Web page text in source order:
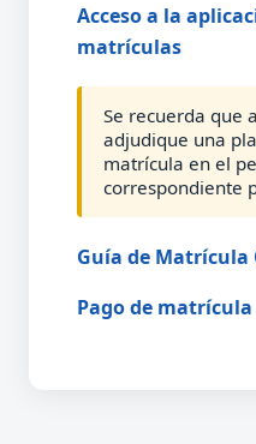
Acceso a la
matrículas
Se recuerda que
adjudique una
matrícula en el
correspondiente
Guía de Matrícula
Pago de matrícula